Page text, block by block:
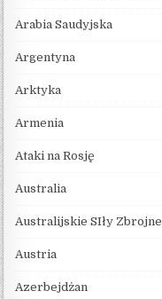
Arabia Saudyjska
Argentyna
Arktyka
Armenia
Ataki na Rosję
Australia
Australijskie SIły Zbrojne
Austria
Azerbejdżan